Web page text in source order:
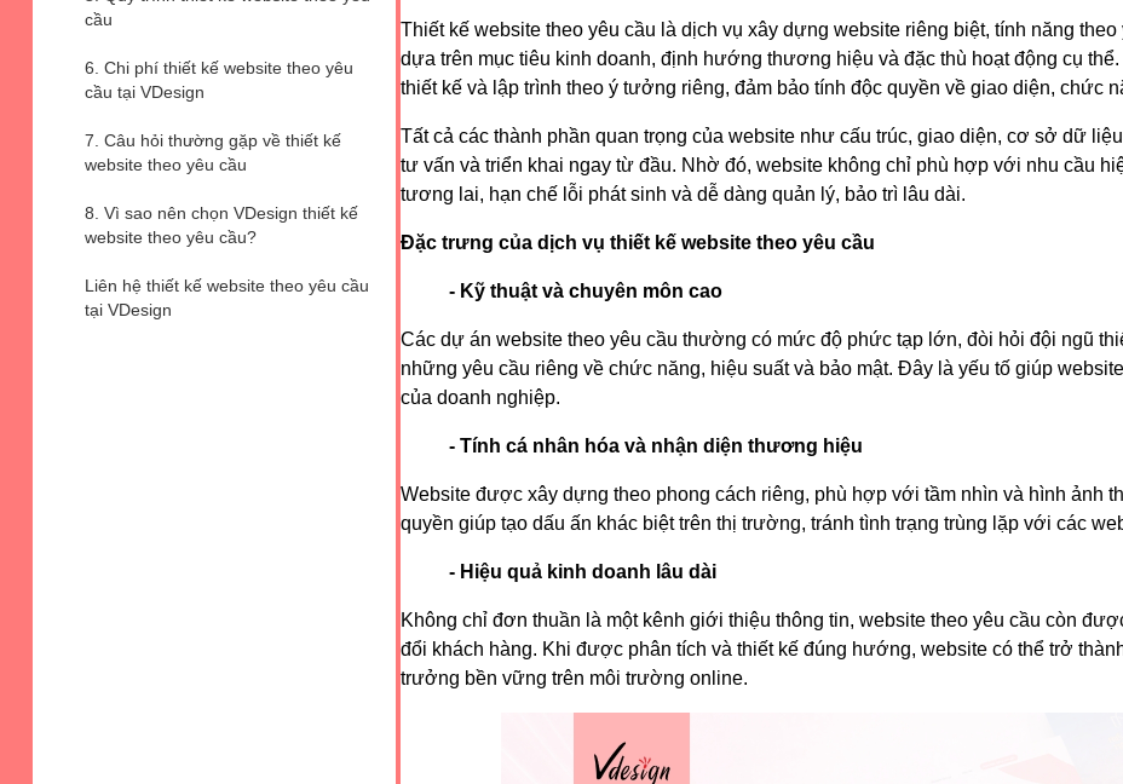
cầu
6. Chi phí thiết kế website theo yêu
cầu tại VDesign
7. Câu hỏi thường gặp về thiết kế
website theo yêu cầu
8. Vì sao nên chọn VDesign thiết kế
website theo yêu cầu?
Liên hệ thiết kế website theo yêu cầu
tại VDesign
Thiết kế website theo yêu cầu là dịch vụ xây dựng website riêng biệt, tính năng
dựa trên mục tiêu kinh doanh, định hướng thương hiệu và đặc thù hoạt động cụ
thiết kế và lập trình theo ý tưởng riêng, đảm bảo tính độc quyền về giao diện, chức
Tất cả các thành phần quan trọng của website như cấu trúc, giao diện, cơ sở dữ
tư vấn và triển khai ngay từ đầu. Nhờ đó, website không chỉ phù hợp với nhu cầu
tương lai, hạn chế lỗi phát sinh và dễ dàng quản lý, bảo trì lâu dài.
Đặc trưng của dịch vụ thiết kế website theo yêu cầu
- Kỹ thuật và chuyên môn cao
Các dự án website theo yêu cầu thường có mức độ phức tạp lớn, đòi hỏi đội ngũ
những yêu cầu riêng về chức năng, hiệu suất và bảo mật. Đây là yếu tố giúp
của doanh nghiệp.
- Tính cá nhân hóa và nhận diện thương hiệu
Website được xây dựng theo phong cách riêng, phù hợp với tầm nhìn và hình ảnh
quyền giúp tạo dấu ấn khác biệt trên thị trường, tránh tình trạng trùng lặp với các
- Hiệu quả kinh doanh lâu dài
Không chỉ đơn thuần là một kênh giới thiệu thông tin, website theo yêu cầu còn
đổi khách hàng. Khi được phân tích và thiết kế đúng hướng, website có thể trở
trưởng bền vững trên môi trường online.